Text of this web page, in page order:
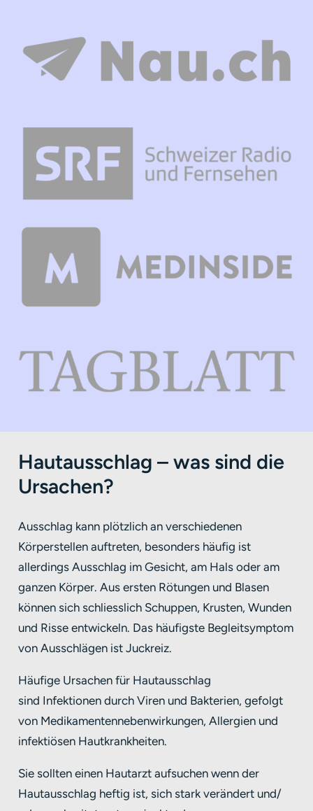
Hautausschlag – was sind die
Ursachen?
Ausschlag kann plötzlich an verschiedenen
Körperstellen auftreten, besonders häufig ist
allerdings Ausschlag im Gesicht, am Hals oder am
ganzen Körper. Aus ersten Rötungen und Blasen
können sich schliesslich Schuppen, Krusten, Wunden
und Risse entwickeln. Das häufigste Begleitsymptom
von Ausschlägen ist Juckreiz.
Häufige Ursachen für Hautausschlag
sind Infektionen durch Viren und Bakterien, gefolgt
von Medikamentennebenwirkungen, Allergien und
infektiösen Hautkrankheiten.
Sie sollten einen Hautarzt aufsuchen wenn der
Hautausschlag heftig ist, sich stark verändert und/